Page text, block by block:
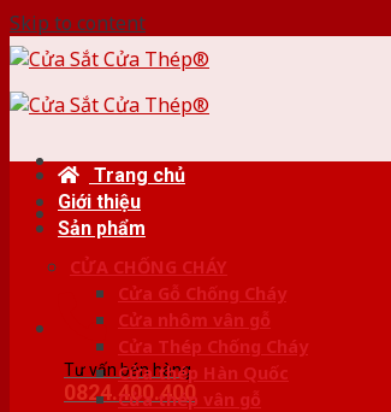
Skip to content
Tư vấn bán hàng
0824.400.400
Trang chủ
Giới thiệu
Sản phẩm
CỬA CHỐNG CHÁY
Cửa Gỗ Chống Cháy
Cửa nhôm vân gỗ
Cửa Thép Chống Cháy
Cửa thép Hàn Quốc
Cửa thép vân gỗ